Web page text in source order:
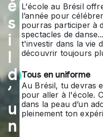
ne
un
ex
pé
rie
é
s
i
l
d
’
u
n
L'école au Brésil
l’année pour
pourras participer à
spectacles de
t'investir dans la vie
découvrir toujours
Tous en uniforme
Au Brésil, tu devras
pour aller à l'école.
dans la peau d’un
pleinement ton